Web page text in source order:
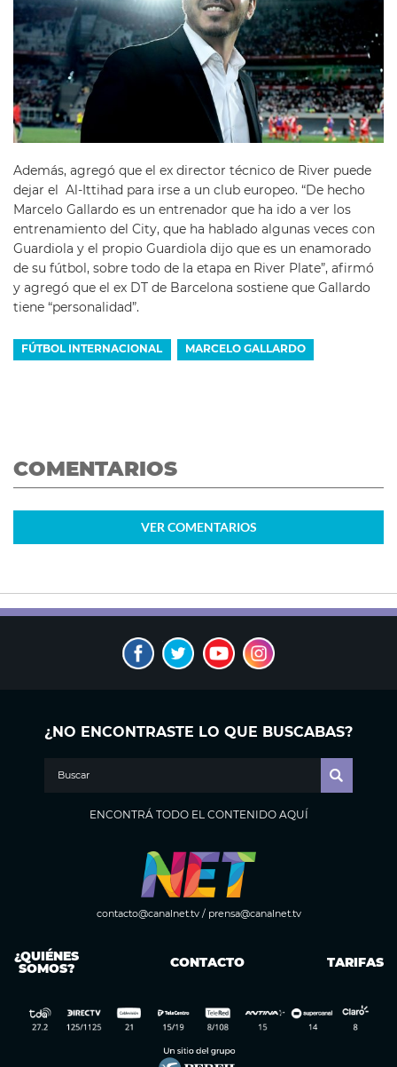
Además, agregó que el ex director técnico de River puede
dejar el Al-Ittihad para irse a un club europeo. “De hecho
Marcelo Gallardo es un entrenador que ha ido a ver los
entrenamiento del City, que ha hablado algunas veces con
Guardiola y el propio Guardiola dijo que es un enamorado
de su fútbol, sobre todo de la etapa en River Plate”, afirmó
y agregó que el ex DT de Barcelona sostiene que Gallardo
tiene “personalidad”.
FÚTBOL INTERNACIONAL MARCELO GALLARDO
COMENTARIOS
VER COMENTARIOS
¿NO ENCONTRASTE LO QUE BUSCABAS?
ENCONTRÁ TODO EL CONTENIDO AQUÍ
contacto@canalnet.tv/ prensa@canalnet.tv
¿QUIÉNES
SOMOS? CONTACTO TARIFAS